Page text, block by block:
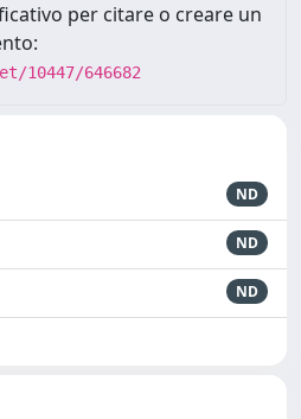
per citare o creare un
10447/646682
ND
ND
ND